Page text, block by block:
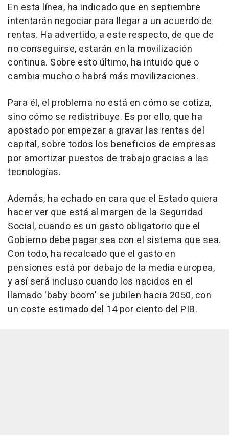
En esta línea, ha indicado que en septiembre
intentarán negociar para llegar a un acuerdo de
rentas. Ha advertido, a este respecto, de que de
no conseguirse, estarán en la movilización
continua. Sobre esto último, ha intuido que o
cambia mucho o habrá más movilizaciones.
Para él, el problema no está en cómo se cotiza,
sino cómo se redistribuye. Es por ello, que ha
apostado por empezar a gravar las rentas del
capital, sobre todos los beneficios de empresas
por amortizar puestos de trabajo gracias a las
tecnologías.
Además, ha echado en cara que el Estado quiera
hacer ver que está al margen de la Seguridad
Social, cuando es un gasto obligatorio que el
Gobierno debe pagar sea con el sistema que sea.
Con todo, ha recalcado que el gasto en
pensiones está por debajo de la media europea,
y así será incluso cuando los nacidos en el
llamado 'baby boom' se jubilen hacia 2050, con
un coste estimado del 14 por ciento del PIB.